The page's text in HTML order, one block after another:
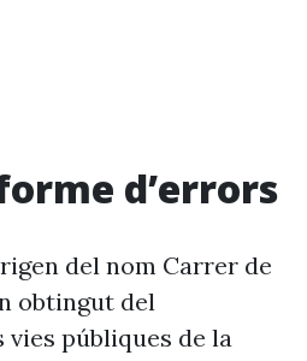
d’errors
del nom Carrer de
obtingut del
públiques de la